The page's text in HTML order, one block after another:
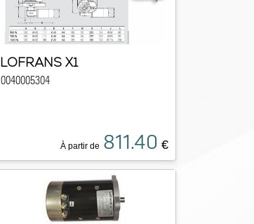
LOFRANS X1
0040005304
À partir de 811.40 €